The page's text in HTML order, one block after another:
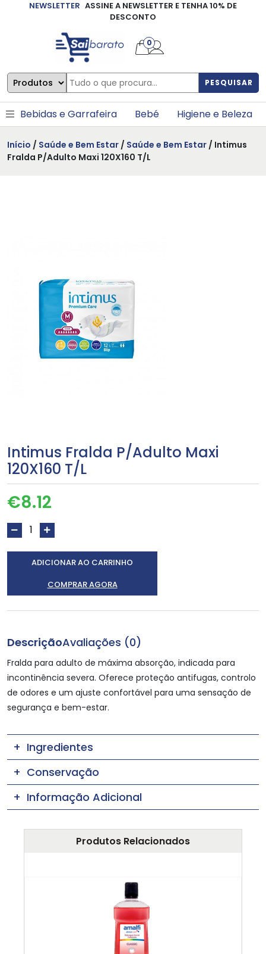
NEWSLETTER ASSINE A NEWSLETTER E TENHA 10% DE
DESCONTO
PESQUISAR
0
Bebidas e Garrafeira Bebé Higiene e Beleza
Início / Saúde e Bem Estar / Saúde e Bem Estar / Intimus
Fralda P/Adulto Maxi 120X160 T/L
Intimus Fralda P/Adulto Maxi
120X160 T/L
€8.12
ADICIONAR AO CARRINHO
COMPRAR AGORA
DescriçãoAvaliações (0)
Fralda para adulto de máxima absorção, indicada para
incontinência severa. Oferece proteção antifugas, controlo
de odores e um ajuste confortável para uma sensação de
segurança e bem-estar.
Ingredientes
Conservação
Informação Adicional
Produtos Relacionados